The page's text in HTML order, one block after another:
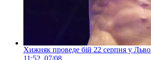
Хижняк проведе бій 22 серпня у
11:52, 07/08